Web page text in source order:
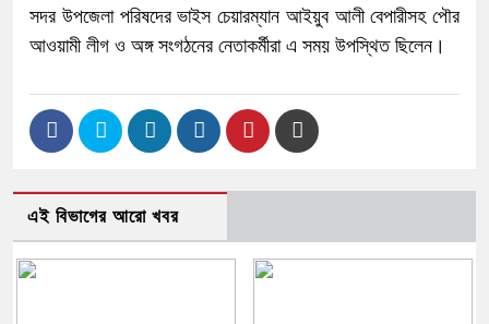
সদর উপজেলা পরিষদের ভাইস চেয়ারম্যান আইয়ুব আলী বেপারীসহ পৌর
আওয়ামী লীগ ও অঙ্গ সংগঠনের নেতাকর্মীরা এ সময় উপস্থিত ছিলেন।
এই বিভাগের আরো খবর